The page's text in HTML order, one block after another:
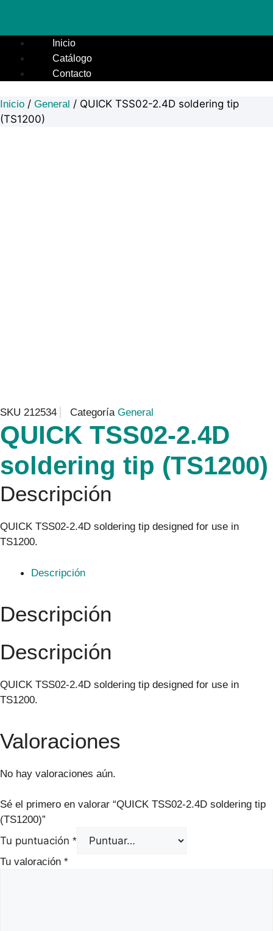
Inicio
Catálogo
Contacto
Inicio / General / QUICK TSS02-2.4D soldering tip
(TS1200)
SKU 212534 Categoría General
QUICK TSS02-2.4D
soldering tip (TS1200)
Descripción
QUICK TSS02-2.4D soldering tip designed for use in
TS1200.
Descripción
Descripción
Descripción
QUICK TSS02-2.4D soldering tip designed for use in
TS1200.
Valoraciones
No hay valoraciones aún.
Sé el primero en valorar “QUICK TSS02-2.4D soldering tip
(TS1200)”
Tu puntuación *
Tu valoración *